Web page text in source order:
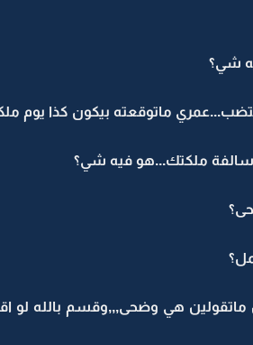
شي؟
ماتوقعته بيكون كذا يوم
ملكتك...هو فيه شي؟
ماتقولين هي وضحى,,,وقسم بالله لو